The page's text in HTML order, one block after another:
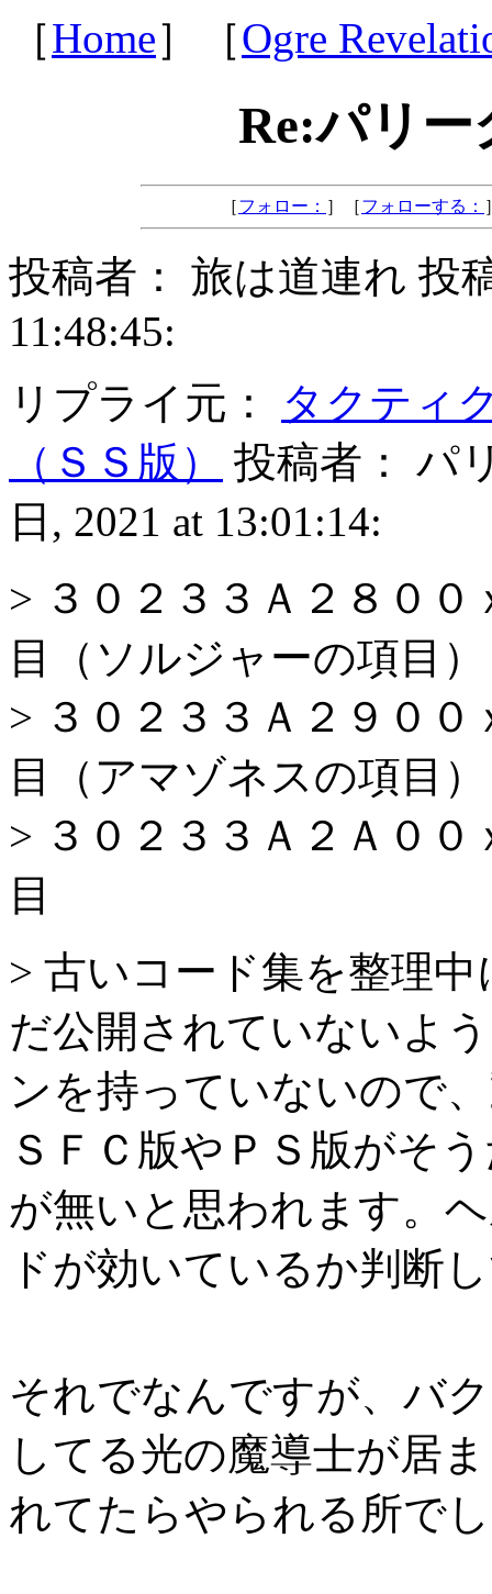
［Home］［Ogre
Re:パリー
［フォロー： ］［フォローする：
投稿者： 旅は道連れ 投
11:48:45:
リプライ元：
タクティ
（ＳＳ版）
投稿者： パ
日, 2021 at 13:01:14:
> ３０２３３Ａ２８０
目（ソルジャーの項目）
> ３０２３３Ａ２９０
目（アマゾネスの項目）
> ３０２３３Ａ２Ａ０
目
> 古いコード集を整理
だ公開されていないよ
ンを持っていないので
ＳＦＣ版やＰＳ版がそ
が無いと思われます。
ドが効いているか判断
それでなんですが、バ
してる光の魔導士が居
れてたらやられる所で